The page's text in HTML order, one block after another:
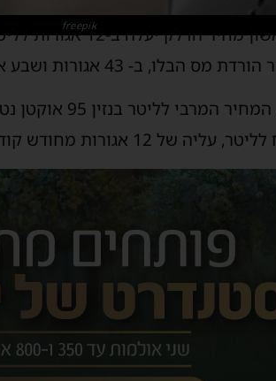
freepik
בחצות הלילה שבין
ושבע אגורות נוספות מהמע"מ.
על פי הודעת